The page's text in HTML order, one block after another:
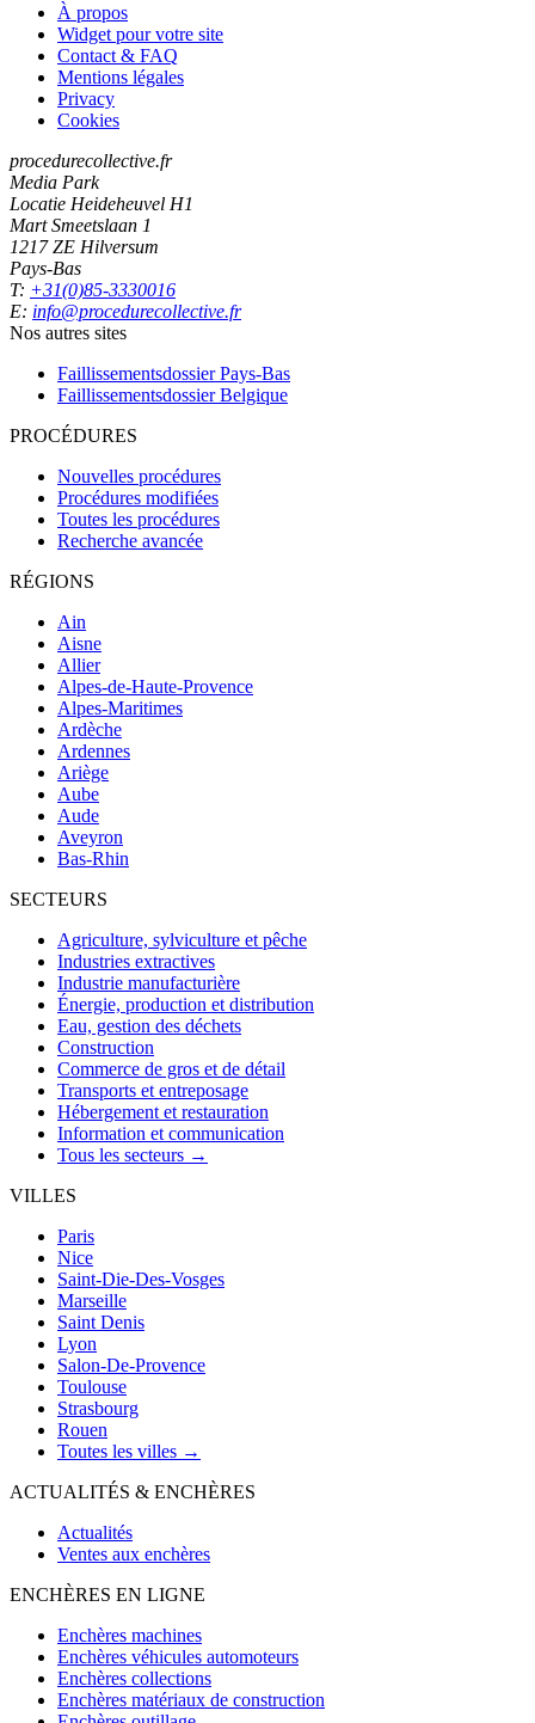
À propos
Widget pour votre site
Contact & FAQ
Mentions légales
Privacy
Cookies
procedurecollective.fr
Media Park
Locatie Heideheuvel H1
Mart Smeetslaan 1
1217 ZE Hilversum
Pays-Bas
T: +31(0)85-3330016
E: info@procedurecollective.fr
Nos autres sites
Faillissementsdossier Pays-Bas
Faillissementsdossier Belgique
PROCÉDURES
Nouvelles procédures
Procédures modifiées
Toutes les procédures
Recherche avancée
RÉGIONS
Ain
Aisne
Allier
Alpes-de-Haute-Provence
Alpes-Maritimes
Ardèche
Ardennes
Ariège
Aube
Aude
Aveyron
Bas-Rhin
SECTEURS
Agriculture, sylviculture et pêche
Industries extractives
Industrie manufacturière
Énergie, production et distribution
Eau, gestion des déchets
Construction
Commerce de gros et de détail
Transports et entreposage
Hébergement et restauration
Information et communication
Tous les secteurs →
VILLES
Paris
Nice
Saint-Die-Des-Vosges
Marseille
Saint Denis
Lyon
Salon-De-Provence
Toulouse
Strasbourg
Rouen
Toutes les villes →
ACTUALITÉS & ENCHÈRES
Actualités
Ventes aux enchères
ENCHÈRES EN LIGNE
Enchères machines
Enchères véhicules automoteurs
Enchères collections
Enchères matériaux de construction